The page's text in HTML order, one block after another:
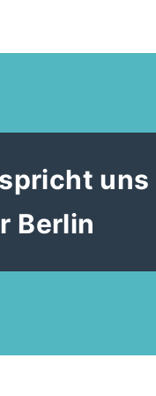
uns
Berlin